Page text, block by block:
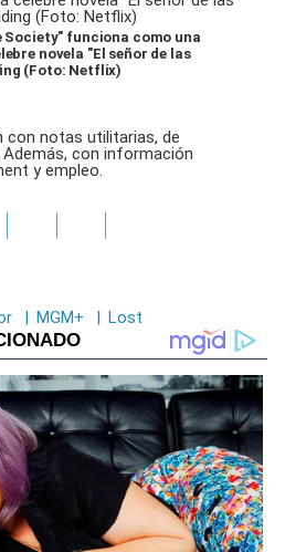
Society" funciona como una
novela "El señor de las
(Foto: Netflix)
con notas utilitarias, de
con información
y empleo.
| MGM+ | Lost